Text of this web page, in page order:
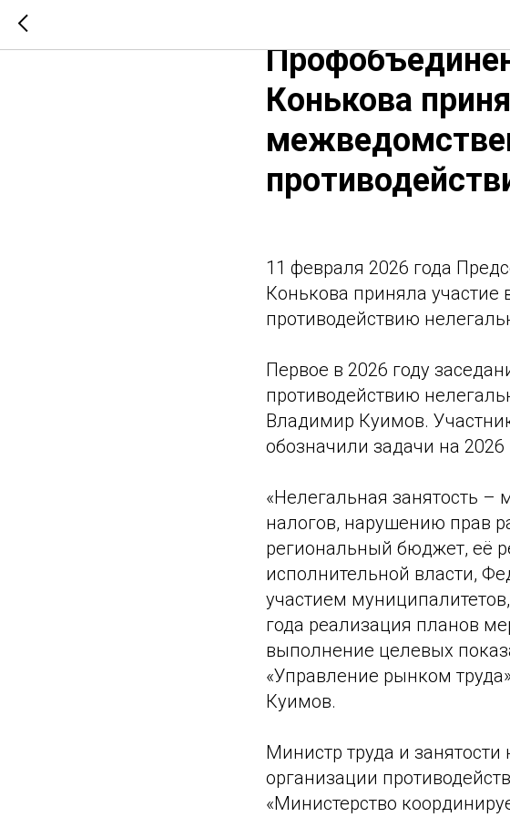
11 февраля
Конькова
11 февраля 2026 года
Конькова приняла
противодействию
Первое в 2026 году
противодействию
Владимир Куимов.
обозначили задачи на 2026
«Нелегальная занятость –
налогов, нарушению прав
региональный бюджет, её
исполнительной власти,
участием
года реализация планов
выполнение целевых
«Управление рынком
Куимов.
Министр труда и
организации
«Министерство